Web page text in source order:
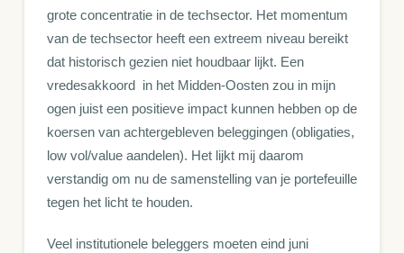
grote concentratie in de techsector. Het momentum
van de techsector heeft een extreem niveau bereikt
dat historisch gezien niet houdbaar lijkt. Een
vredesakkoord in het Midden-Oosten zou in mijn
ogen juist een positieve impact kunnen hebben op de
koersen van achtergebleven beleggingen (obligaties,
low vol/value aandelen). Het lijkt mij daarom
verstandig om nu de samenstelling van je portefeuille
tegen het licht te houden.
Veel institutionele beleggers moeten eind juni